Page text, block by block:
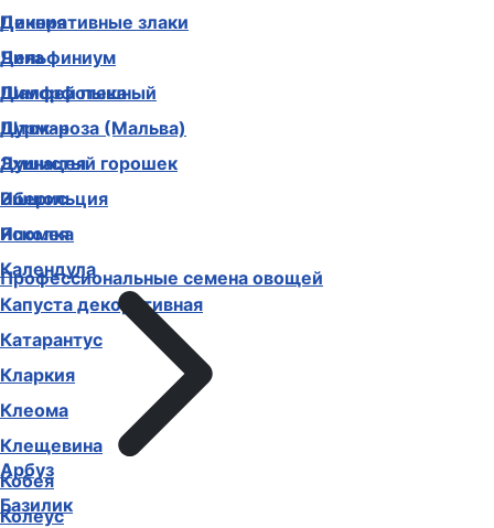
Декоративные злаки
Дельфиниум
Диморфотека
Дурман
Душистый горошек
Иберис
Ипомея
Календула
Капуста декоративная
Катарантус
Кларкия
Клеома
Клещевина
Кобея
Колеус
Цинния
Чина
Шалфей пышный
Шток-роза (Мальва)
Эхинацея
Эшшольция
Ясколка
Профессиональные семена овощей
Арбуз
Базилик